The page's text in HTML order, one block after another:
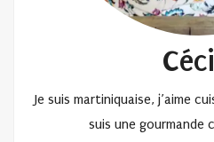
Je suis martiniquaise, j’aime
suis une gourmande